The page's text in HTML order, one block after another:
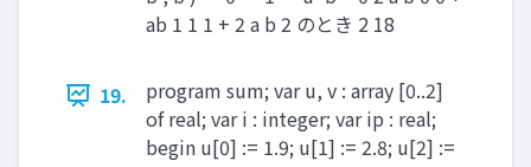
ab 1 1 1 + 2 a b 2 のとき 2 18
19.
program sum; var u, v : array [0..2]
of real; var i : integer; var ip : real;
begin u[0] := 1.9; u[1] := 2.8; u[2] :=